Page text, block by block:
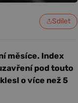
Sdílet
měsíce. Index
pod touto
o více než 5